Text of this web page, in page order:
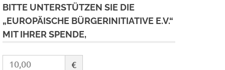
BITTE UNTERSTÜTZEN SIE DIE
„EUROPÄISCHE BÜRGERINITIATIVE E.V.“
MIT IHRER SPENDE,
€